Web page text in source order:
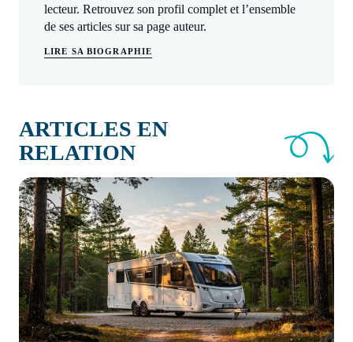
lecteur. Retrouvez son profil complet et l’ensemble
de ses articles sur sa page auteur.
LIRE SA BIOGRAPHIE
ARTICLES EN
RELATION